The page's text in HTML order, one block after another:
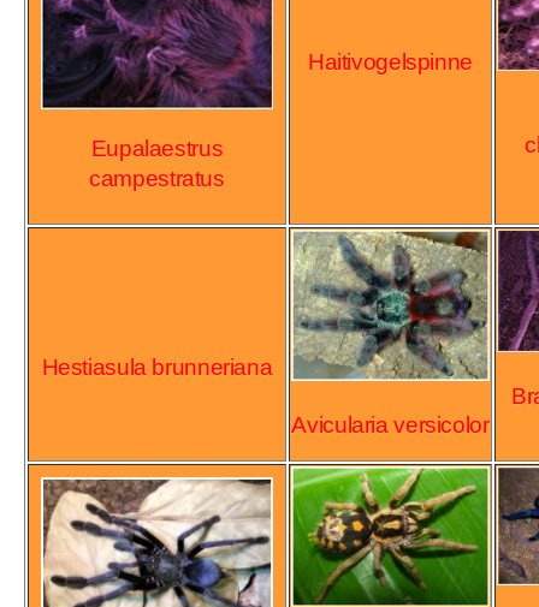
Eupalaestrus
campestratus
Haitivogelspinne
Hestiasula brunneriana
Avicularia versicolor